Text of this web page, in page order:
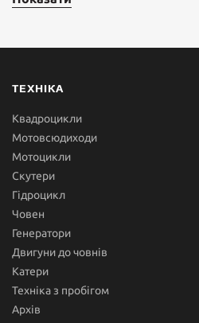
ТЕХНІКА
Квадроцикли
Мотовсюдиходи
Мотоцикли
Скутери
Гідроцикл
Човен
Генератори
Двигуни до човнів
Катери
Техніка з пробігом
Архів